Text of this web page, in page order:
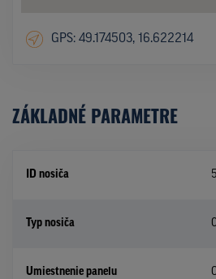
GPS: 49.174503, 16.622214
ZÁKLADNÉ PARAMETRE
ID nosiča
Typ nosiča
Umiestnenie panelu